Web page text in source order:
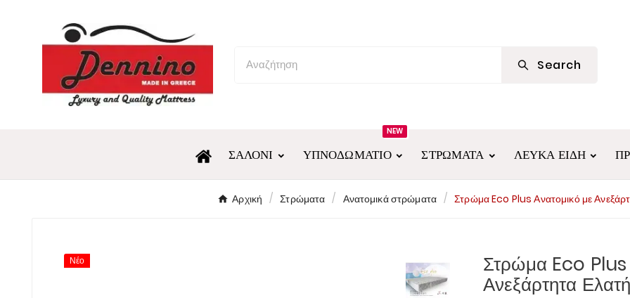
Search
ΣΑΛΌΝΙ ΥΠΝΟΔΩΜΆΤΙΟ
NEW
ΣΤΡΏΜΑΤΑ ΛΕΥΚΆ ΕΊΔΗ
Αρχική Στρώματα Ανατομικά στρώματα Στρώμα Eco Plus Ανατομικό με
Νέο Στρώμα Eco Plus
Ανεξάρτητα